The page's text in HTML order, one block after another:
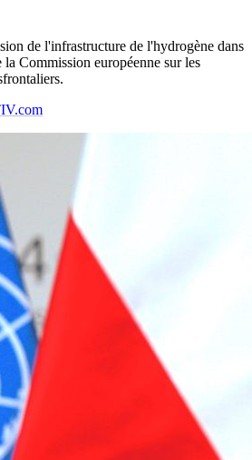
de l'infrastructure de l'hydrogène dans
Commission européenne sur les